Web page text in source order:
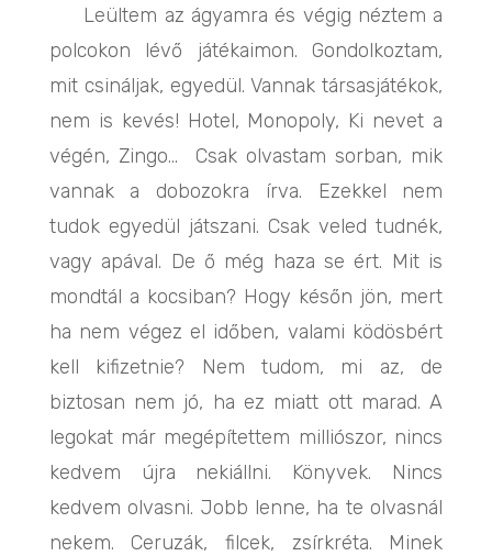
Leültem az ágyamra és végig néztem a
polcokon lévő játékaimon. Gondolkoztam,
mit csináljak, egyedül. Vannak társasjátékok,
nem is kevés! Hotel, Monopoly, Ki nevet a
végén, Zingo… Csak olvastam sorban, mik
vannak a dobozokra írva. Ezekkel nem
tudok egyedül játszani. Csak veled tudnék,
vagy apával. De ő még haza se ért. Mit is
mondtál a kocsiban? Hogy későn jön, mert
ha nem végez el időben, valami ködösbért
kell kifizetnie? Nem tudom, mi az, de
biztosan nem jó, ha ez miatt ott marad. A
legokat már megépítettem milliószor, nincs
kedvem újra nekiállni. Könyvek. Nincs
kedvem olvasni. Jobb lenne, ha te olvasnál
nekem. Ceruzák, filcek, zsírkréta. Minek